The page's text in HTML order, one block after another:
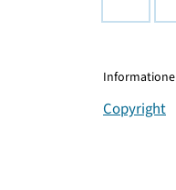
Copyright